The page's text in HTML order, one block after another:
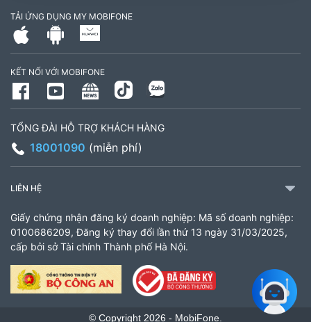
CH 21B Ba La (CH 16 Ba La)
Số 16 đường Ba La, phường Kiến Hưng, TP. Hà
Nội (gần ngã ba Ba La, nằm trên tuyến đường
quốc lộ 21B)
903460846
Giờ làm việc: 8:00 - 18:00
Giờ làm việc: 8:00 - 18:00
Cửa hàng MobiFone Lắk
206 Nguyễn Tất Thành, Xã Liên Sơn Lắk, Tỉnh
Đắk Lắk
TẢI ỨNG DỤNG MY MOBIFONE
KẾT NỐI VỚI MOBIFONE
TỔNG ĐÀI HỖ TRỢ KHÁCH HÀNG
18001090 (miễn phí)
LIÊN HỆ
Giấy chứng nhận đăng ký doanh nghiệp: Mã số doanh nghiệp:
0100686209, Đăng ký thay đổi lần thứ 13 ngày 31/03/2025,
cấp bởi sở Tài chính Thành phố Hà Nội.
© Copyright 2026 - MobiFone.